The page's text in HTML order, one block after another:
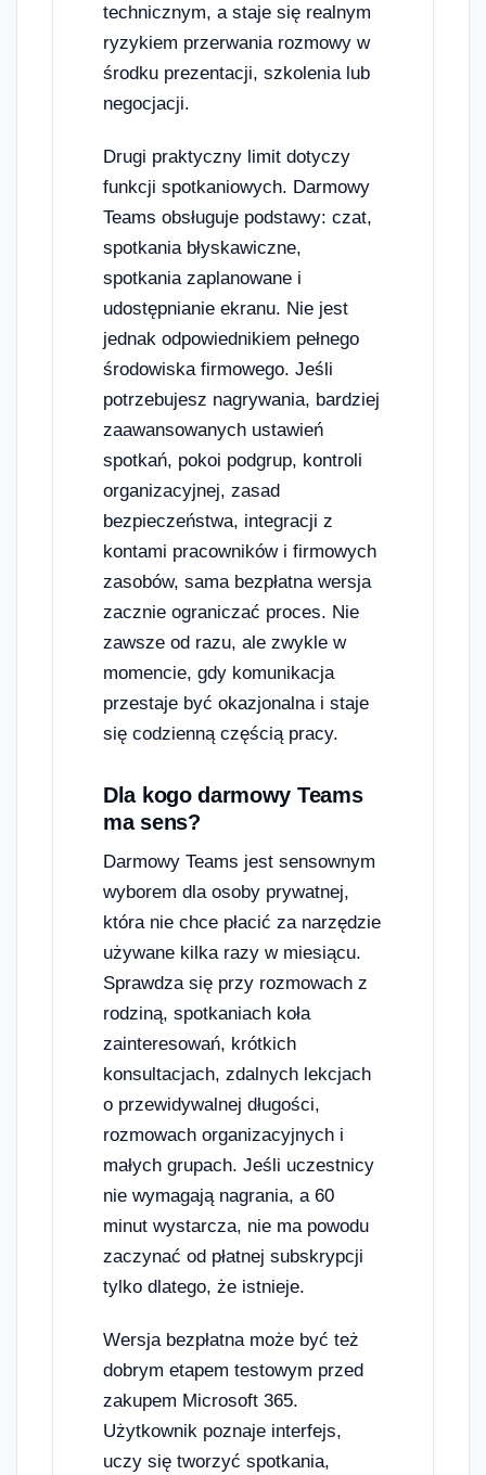
technicznym, a staje się realnym
ryzykiem przerwania rozmowy w
środku prezentacji, szkolenia lub
negocjacji.
Drugi praktyczny limit dotyczy
funkcji spotkaniowych. Darmowy
Teams obsługuje podstawy: czat,
spotkania błyskawiczne,
spotkania zaplanowane i
udostępnianie ekranu. Nie jest
jednak odpowiednikiem pełnego
środowiska firmowego. Jeśli
potrzebujesz nagrywania, bardziej
zaawansowanych ustawień
spotkań, pokoi podgrup, kontroli
organizacyjnej, zasad
bezpieczeństwa, integracji z
kontami pracowników i firmowych
zasobów, sama bezpłatna wersja
zacznie ograniczać proces. Nie
zawsze od razu, ale zwykle w
momencie, gdy komunikacja
przestaje być okazjonalna i staje
się codzienną częścią pracy.
Dla kogo darmowy Teams
ma sens?
Darmowy Teams jest sensownym
wyborem dla osoby prywatnej,
która nie chce płacić za narzędzie
używane kilka razy w miesiącu.
Sprawdza się przy rozmowach z
rodziną, spotkaniach koła
zainteresowań, krótkich
konsultacjach, zdalnych lekcjach
o przewidywalnej długości,
rozmowach organizacyjnych i
małych grupach. Jeśli uczestnicy
nie wymagają nagrania, a 60
minut wystarcza, nie ma powodu
zaczynać od płatnej subskrypcji
tylko dlatego, że istnieje.
Wersja bezpłatna może być też
dobrym etapem testowym przed
zakupem Microsoft 365.
Użytkownik poznaje interfejs,
uczy się tworzyć spotkania,